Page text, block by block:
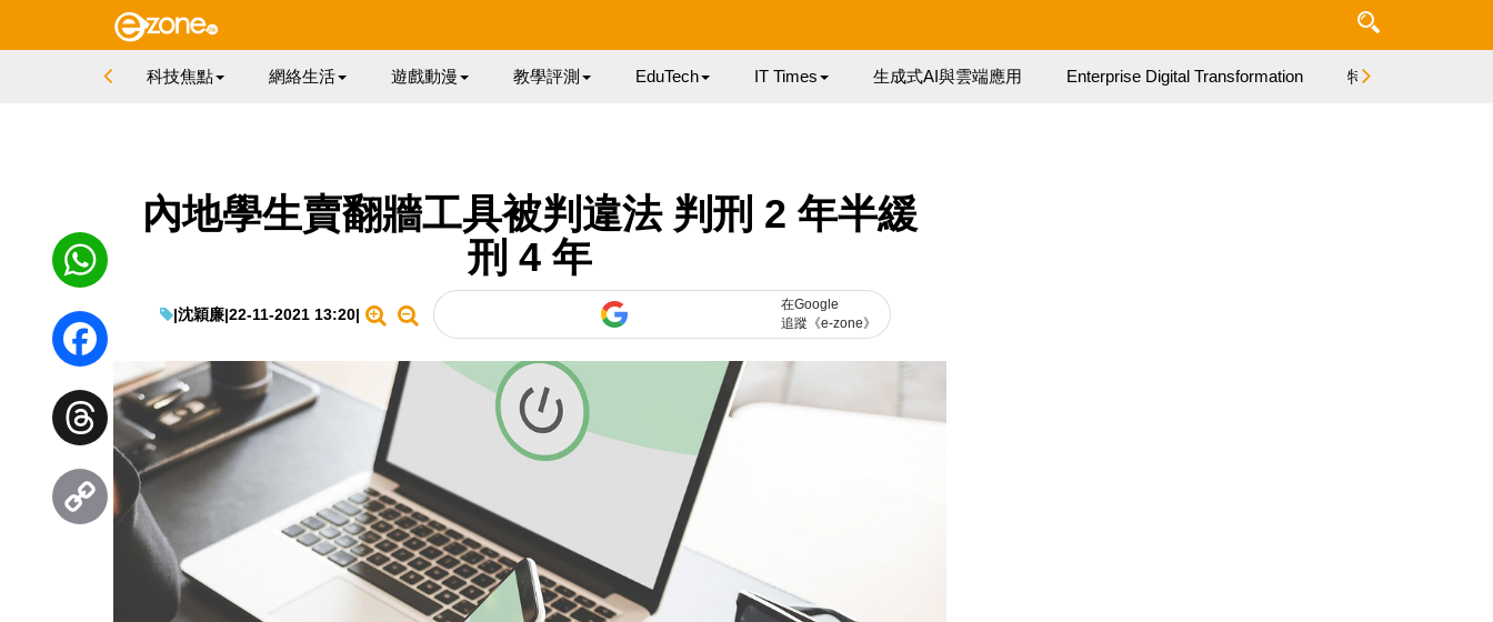
科技焦點 網絡生活 遊戲動漫 教學評測 EduTech IT Times 生成式AI與雲端應用 Enterprise Digital Transformation 特集
內地學生賣翻牆工具被判違法 判刑 2 年半緩
刑 4 年
|沈穎廉|22-11-2021 13:20|
在Google
追蹤《e-zone》
WhatsApp
Facebook
Threads